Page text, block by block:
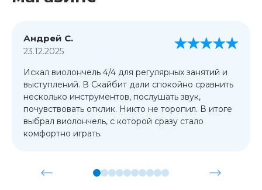
Андрей С.
23.12.2025
Искал виолончель 4/4 для регулярных занятий и
выступлений. В Скайбит дали спокойно сравнить
несколько инструментов, послушать звук,
почувствовать отклик. Никто не торопил. В итоге
выбрал виолончель, с которой сразу стало
комфортно играть.